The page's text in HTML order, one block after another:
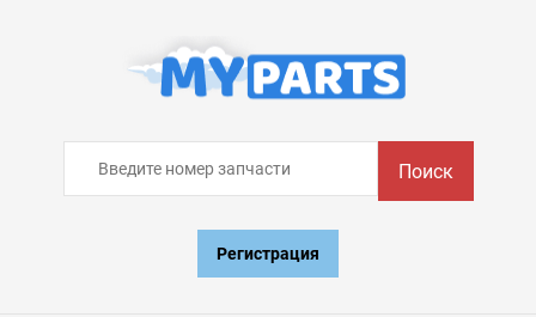
Поиск
Регистрация